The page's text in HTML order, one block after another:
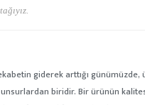
giderek arttığı
biridir. Bir ürünün